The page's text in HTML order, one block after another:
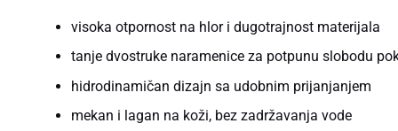
visoka otpornost na hlor i dugotrajnost materijala
tanje dvostruke naramenice za potpunu slobodu
hidrodinamičan dizajn sa udobnim prijanjanjem
mekan i lagan na koži, bez zadržavanja vode